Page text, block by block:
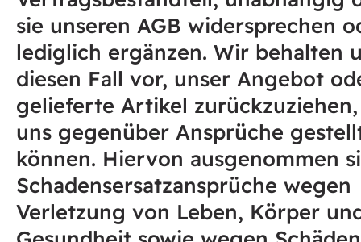
sie unseren AGB widersprechen
lediglich ergänzen. Wir behalten
diesen Fall vor, unser Angebot
gelieferte Artikel zurückzuziehen,
uns gegenüber Ansprüche
können. Hiervon ausgenommen
Schadensersatzansprüche wegen
Verletzung von Leben, Körper